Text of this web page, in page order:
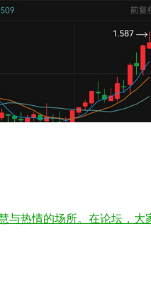
与热情的场所。在论坛，大